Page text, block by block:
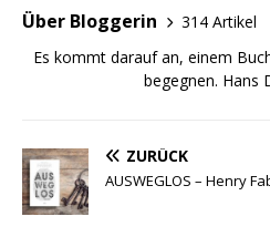
Über Bloggerin
314 Artikel
Es kommt darauf an, einem
begegnen. Hans
ZURÜCK
AUSWEGLOS – Henry